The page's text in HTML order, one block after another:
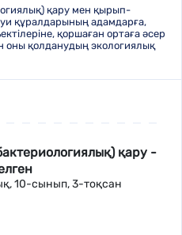
қару мен қырып-
құралдарының адамдарға,
қоршаған ортаға әсер
оны қолданудың экологиялық
қару -
10-сынып, 3-тоқсан